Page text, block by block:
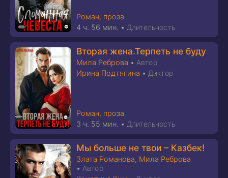
Роман, проза
4 ч. 56 мин. • Длительность
Вторая жена.Терпеть не буду
Мила Реброва • Автор
Ирина Подтягина • Диктор
Роман, проза
3 ч. 55 мин. • Длительность
Мы больше не твои – Казбек!
Злата Романова, Мила Реброва
• Автор